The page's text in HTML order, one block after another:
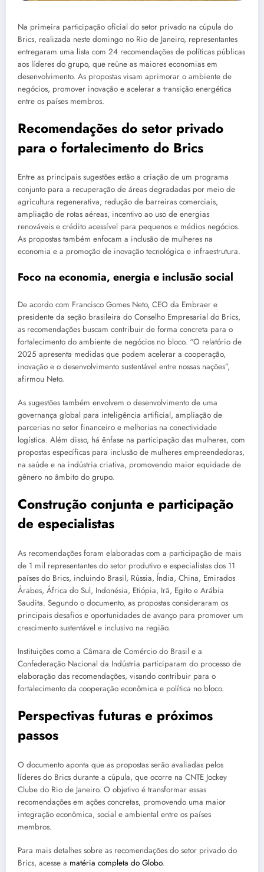
Na primeira participação oficial do setor privado na cúpula do
Brics, realizada neste domingo no Rio de Janeiro, representantes
entregaram uma lista com 24 recomendações de políticas públicas
aos líderes do grupo, que reúne as maiores economias em
desenvolvimento. As propostas visam aprimorar o ambiente de
negócios, promover inovação e acelerar a transição energética
entre os países membros.
Recomendações do setor privado
para o fortalecimento do Brics
Entre as principais sugestões estão a criação de um programa
conjunto para a recuperação de áreas degradadas por meio de
agricultura regenerativa, redução de barreiras comerciais,
ampliação de rotas aéreas, incentivo ao uso de energias
renováveis e crédito acessível para pequenos e médios negócios.
As propostas também enfocam a inclusão de mulheres na
economia e a promoção de inovação tecnológica e infraestrutura.
Foco na economia, energia e inclusão social
De acordo com Francisco Gomes Neto, CEO da Embraer e
presidente da seção brasileira do Conselho Empresarial do Brics,
as recomendações buscam contribuir de forma concreta para o
fortalecimento do ambiente de negócios no bloco. “O relatório de
2025 apresenta medidas que podem acelerar a cooperação,
inovação e o desenvolvimento sustentável entre nossas nações”,
afirmou Neto.
As sugestões também envolvem o desenvolvimento de uma
governança global para inteligência artificial, ampliação de
parcerias no setor financeiro e melhorias na conectividade
logística. Além disso, há ênfase na participação das mulheres, com
propostas específicas para inclusão de mulheres empreendedoras,
na saúde e na indústria criativa, promovendo maior equidade de
gênero no âmbito do grupo.
Construção conjunta e participação
de especialistas
As recomendações foram elaboradas com a participação de mais
de 1 mil representantes do setor produtivo e especialistas dos 11
países do Brics, incluindo Brasil, Rússia, Índia, China, Emirados
Árabes, África do Sul, Indonésia, Etiópia, Irã, Egito e Arábia
Saudita. Segundo o documento, as propostas consideraram os
principais desafios e oportunidades de avanço para promover um
crescimento sustentável e inclusivo na região.
Instituições como a Câmara de Comércio do Brasil e a
Confederação Nacional da Indústria participaram do processo de
elaboração das recomendações, visando contribuir para o
fortalecimento da cooperação econômica e política no bloco.
Perspectivas futuras e próximos
passos
O documento aponta que as propostas serão avaliadas pelos
líderes do Brics durante a cúpula, que ocorre na CNTE Jockey
Clube do Rio de Janeiro. O objetivo é transformar essas
recomendações em ações concretas, promovendo uma maior
integração econômica, social e ambiental entre os países
membros.
Para mais detalhes sobre as recomendações do setor privado do
Brics, acesse a matéria completa do Globo.